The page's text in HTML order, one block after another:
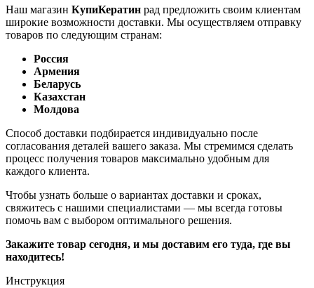
Наш магазин КупиКератин рад предложить своим клиентам
широкие возможности доставки. Мы осуществляем отправку
товаров по следующим странам:
Россия
Армения
Беларусь
Казахстан
Молдова
Способ доставки подбирается индивидуально после
согласования деталей вашего заказа. Мы стремимся сделать
процесс получения товаров максимально удобным для
каждого клиента.
Чтобы узнать больше о вариантах доставки и сроках,
свяжитесь с нашими специалистами — мы всегда готовы
помочь вам с выбором оптимального решения.
Закажите товар сегодня, и мы доставим его туда, где вы
находитесь!
Инструкция